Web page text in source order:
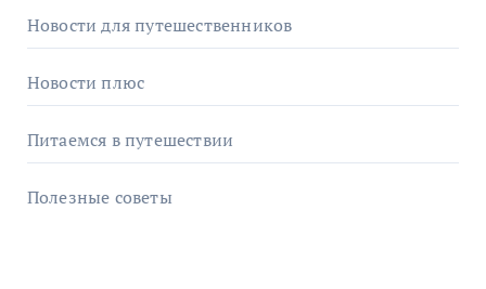
Новости для путешественников
Новости плюс
Питаемся в путешествии
Полезные советы